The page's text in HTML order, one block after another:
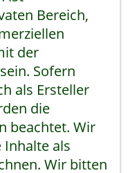
Bereich,
der
Sofern
als Ersteller
die
beachtet. Wir
als
Wir bitten